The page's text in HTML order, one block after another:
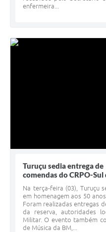
enfermeira...
Turuçu sedia entrega de
comendas do CRPO-
Na terça-feira (03), Turuçu
em homenagem aos 50
Foram realizadas entregas
da reserva, autoridades
Militar. O evento também
de Música da BM,...